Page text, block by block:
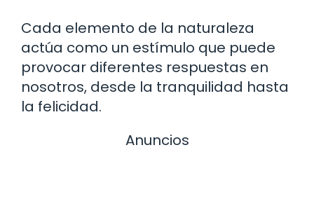
Cada elemento de la naturaleza
actúa como un estímulo que puede
provocar diferentes respuestas en
nosotros, desde la tranquilidad hasta
la felicidad.
Anuncios